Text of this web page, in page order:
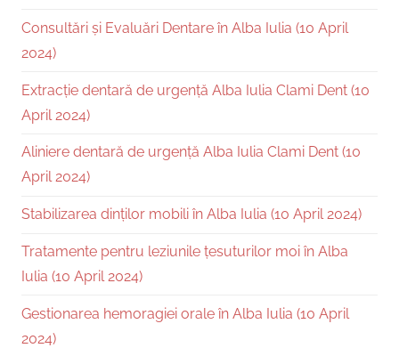
Consultări și Evaluări Dentare în Alba Iulia (10 April
2024)
Extracție dentară de urgență Alba Iulia Clami Dent (10
April 2024)
Aliniere dentară de urgență Alba Iulia Clami Dent (10
April 2024)
Stabilizarea dinților mobili în Alba Iulia (10 April 2024)
Tratamente pentru leziunile țesuturilor moi în Alba
Iulia (10 April 2024)
Gestionarea hemoragiei orale în Alba Iulia (10 April
2024)